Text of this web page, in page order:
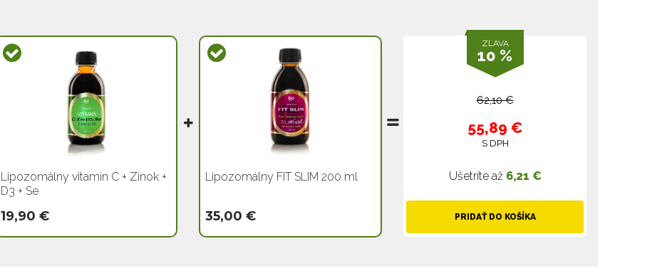
Lipozomálny vitamín C + Zinok +
D3 + Se
19,90 €
Lipozomálny FIT SLIM 200 ml
35,00 €
ZĽAVA
10 %
62,10 €
55,89 €
S DPH
Ušetríte až 6,21 €
PRIDAŤ DO KOŠÍKA